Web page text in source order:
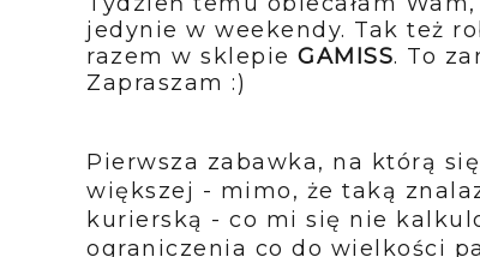
jedynie w weekendy. Tak też
razem w sklepie GAMISS. To
Zapraszam :)
Pierwsza zabawka, na którą
większej - mimo, że taką
kurierską - co mi się nie
ograniczenia co do wielkości